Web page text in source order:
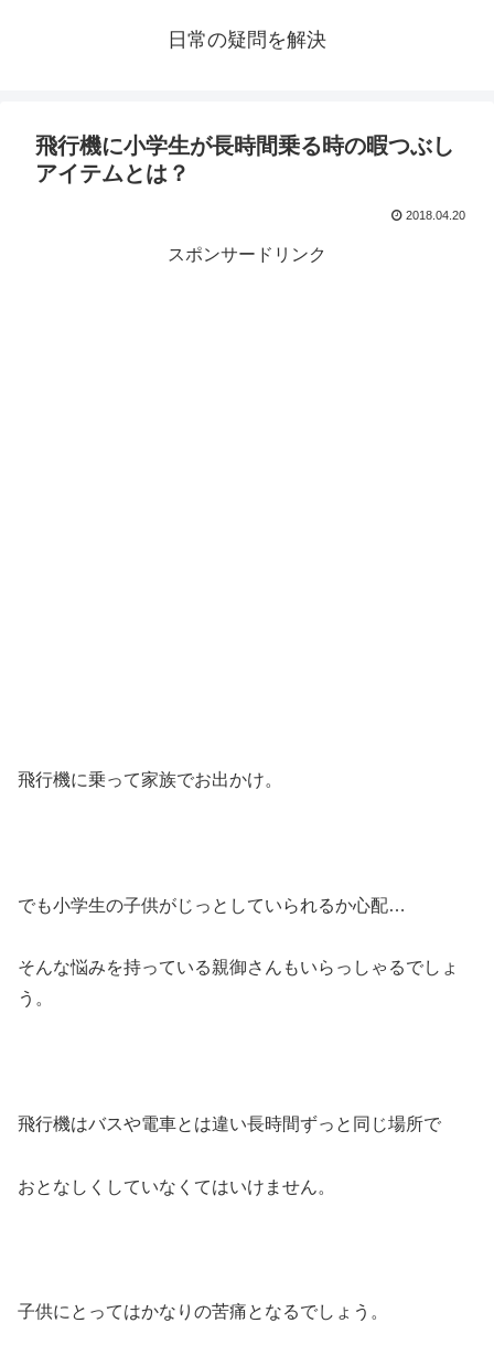
日常の疑問を解決
飛行機に小学生が長時間乗る時の暇つぶし
アイテムとは？
2018.04.20
スポンサードリンク
飛行機に乗って家族でお出かけ。
でも小学生の子供がじっとしていられるか心配…
そんな悩みを持っている親御さんもいらっしゃるでしょ
う。
飛行機はバスや電車とは違い長時間ずっと同じ場所で
おとなしくしていなくてはいけません。
子供にとってはかなりの苦痛となるでしょう。